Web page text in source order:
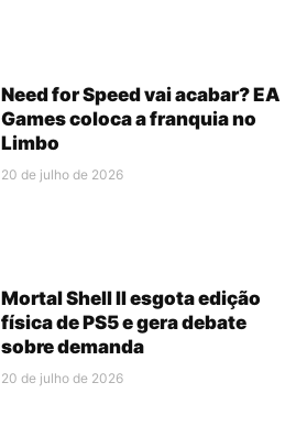
Need for Speed vai acabar? EA
Games coloca a franquia no
Limbo
20 de julho de 2026
Mortal Shell II esgota edição
física de PS5 e gera debate
sobre demanda
20 de julho de 2026